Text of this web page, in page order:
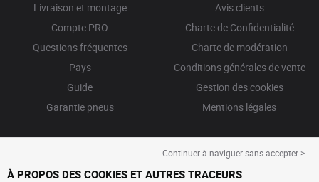
Livraison et montage
Compte PRO
Questions fréquentes
Pays
Guide
Garantie pneus
Avis clients
Charte de Confidentialité
Charte de modération
Conditions générales de vente
Gestion des cookies
Mentions légales
Continuer à naviguer sans accepter >
À PROPOS DES COOKIES ET AUTRES TRACEURS